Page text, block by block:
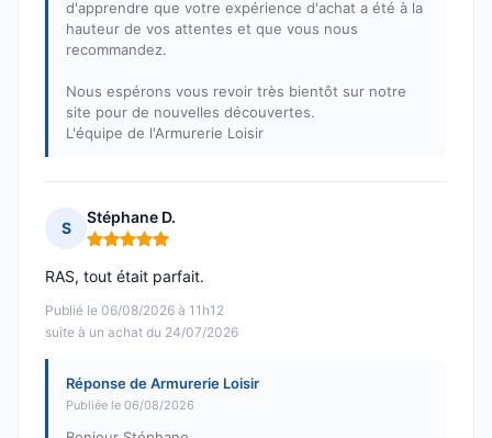
d'apprendre que votre expérience d'achat a été à la
hauteur de vos attentes et que vous nous
recommandez.
Nous espérons vous revoir très bientôt sur notre
site pour de nouvelles découvertes.
L'équipe de l'Armurerie Loisir
S
Stéphane D.
Note : 5 sur 5
Publié le 06/08/2026 à 11h12
suite à un achat du 24/07/2026
RAS, tout était parfait.
Réponse de Armurerie Loisir
Publiée le 06/08/2026